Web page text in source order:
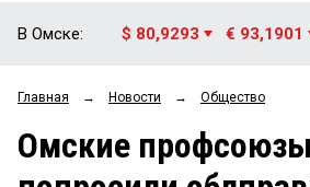
ОБЩЕСТВО
ЗАКОН
В Омске: $ 80,9293 € 93,1901
Главная → Новости → Общество
Омские профсоюзы